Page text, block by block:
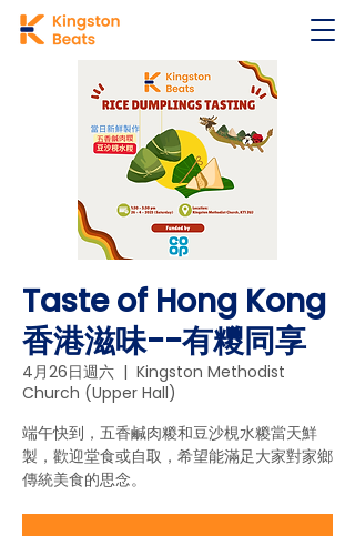
Taste of Hong Kong
香港滋味--有糭同享
4月26日週六
  |
Kingston Methodist
Church (Upper Hall)
端午快到，五香鹹肉糉和豆沙梘水糉當天鮮
製，歡迎堂食或自取，希望能滿足大家對家鄉
傳統美食的思念。